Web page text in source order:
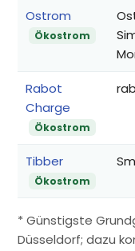
Ostrom
Ökostrom
Rabot
Charge
Ökostrom
Tibber
Ökostrom
* Günstigste
Düsseldorf; dazu